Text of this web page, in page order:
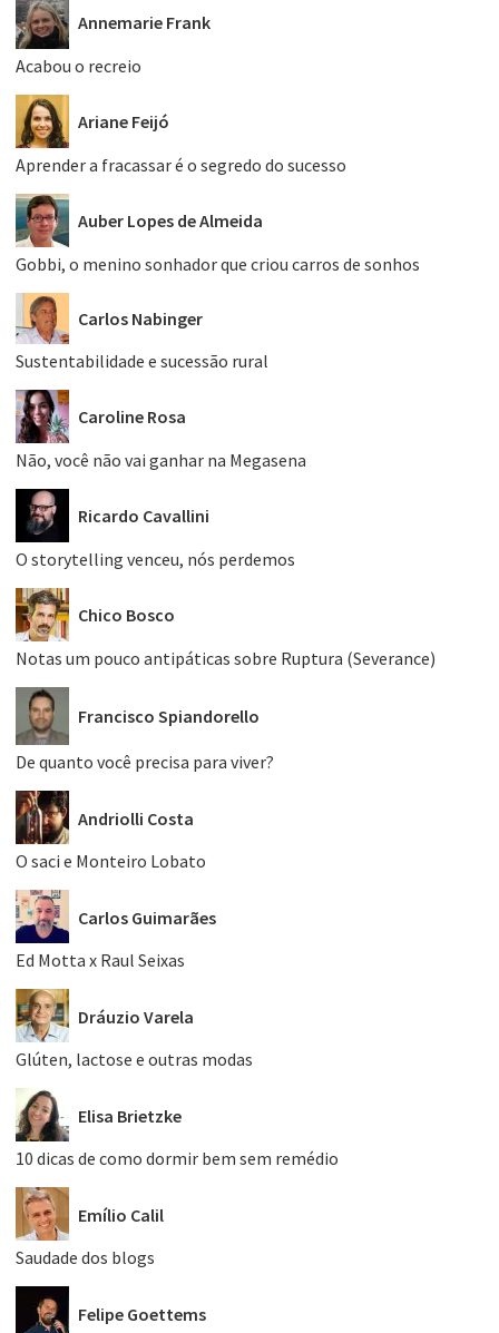
Annemarie Frank
Acabou o recreio
Ariane Feijó
Aprender a fracassar é o segredo do sucesso
Auber Lopes de Almeida
Gobbi, o menino sonhador que criou carros de sonhos
Carlos Nabinger
Sustentabilidade e sucessão rural
Caroline Rosa
Não, você não vai ganhar na Megasena
Ricardo Cavallini
O storytelling venceu, nós perdemos
Chico Bosco
Notas um pouco antipáticas sobre Ruptura (Severance)
Francisco Spiandorello
De quanto você precisa para viver?
Andriolli Costa
O saci e Monteiro Lobato
Carlos Guimarães
Ed Motta x Raul Seixas
Dráuzio Varela
Glúten, lactose e outras modas
Elisa Brietzke
10 dicas de como dormir bem sem remédio
Emílio Calil
Saudade dos blogs
Felipe Goettems